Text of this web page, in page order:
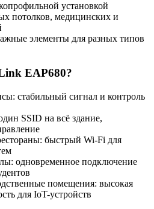
установкой
потолков, медицинских и
элементы для разных типов
EAP680?
стабильный сигнал и контроль
SSID на всё здание,
быстрый Wi-Fi для
одновременное подключение
помещения: высокая
для IoT-устройств